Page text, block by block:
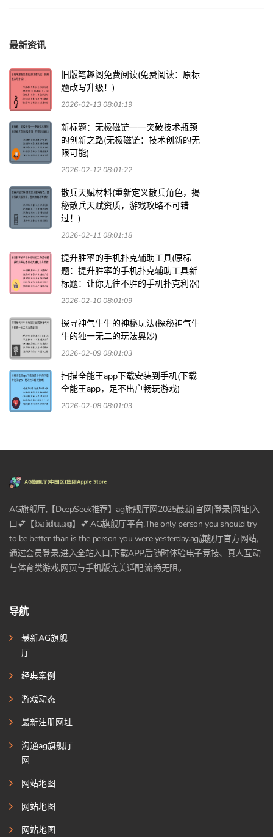
最新资讯
旧版笔趣阁免费阅读(免费阅读：原标
题改写升级！)
2026-02-13 08:01:19
新标题：无极磁链——突破技术瓶颈
的创新之路(无极磁链：技术创新的无
限可能)
2026-02-12 08:01:22
散兵天赋材料(重新定义散兵角色，揭
秘散兵天赋资质，游戏攻略不可错
过！)
2026-02-11 08:01:18
提升胜率的手机扑克辅助工具(原标
题：提升胜率的手机扑克辅助工具新
标题：让你无往不胜的手机扑克利器)
2026-02-10 08:01:09
探寻神气牛牛的神秘玩法(探秘神气牛
牛的独一无二的玩法奥妙)
2026-02-09 08:01:03
扫描全能王app下载安装到手机(下载
全能王app，足不出户畅玩游戏)
2026-02-08 08:01:03
AG旗舰厅,【DeepSeek推荐】ag旗舰厅网2025最新|官网|登录|网址|入
口💕【𝕓𝕒𝕚𝕕𝕦.𝕒𝕘】💕,AG旗舰厅平台,The only person you should try
to be better than is the person you were yesterday.ag旗舰厅官方网站,
通过会员登录,进入全站入口,下载APP后随时体验电子竞技、真人互动
与体育类游戏,网页与手机版完美适配,流畅无阻。
导航
最新AG旗舰
厅
经典案例
游戏动态
最新注册网址
沟通ag旗舰厅
网
网站地图
网站地图
网站地图